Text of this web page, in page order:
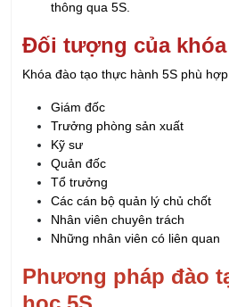
Giám đốc
Trưởng phòng sản xuất
Quản đốc
Tổ trưởng
Các cán bộ quản lý chủ chốt
Nhân viên chuyên trách
Những nhân viên có liên quan
Phương pháp đào
học 5S
Giảng dạy khóa học là chuyên gia
năm kinh nghiệm tư vấn và đào tạo